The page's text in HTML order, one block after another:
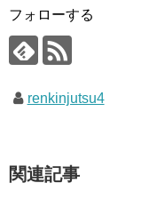
フォローする
renkinjutsu4
関連記事